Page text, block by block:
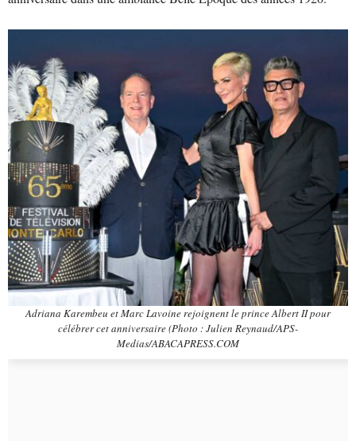
Adriana Karembeu et Marc Lavoine rejoignent le prince Albert II pour
célébrer cet anniversaire (Photo : Julien Reynaud/APS-
Medias/ABACAPRESS.COM